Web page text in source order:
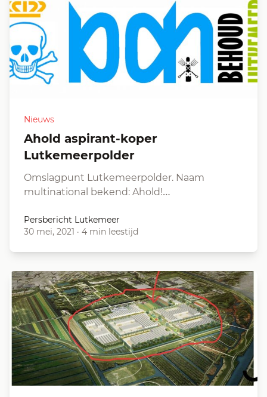
Nieuws
Ahold aspirant-koper
Lutkemeerpolder
Omslagpunt Lutkemeerpolder. Naam
multinational bekend: Ahold!…
Persbericht Lutkemeer
30 mei, 2021 · 4 min leestijd